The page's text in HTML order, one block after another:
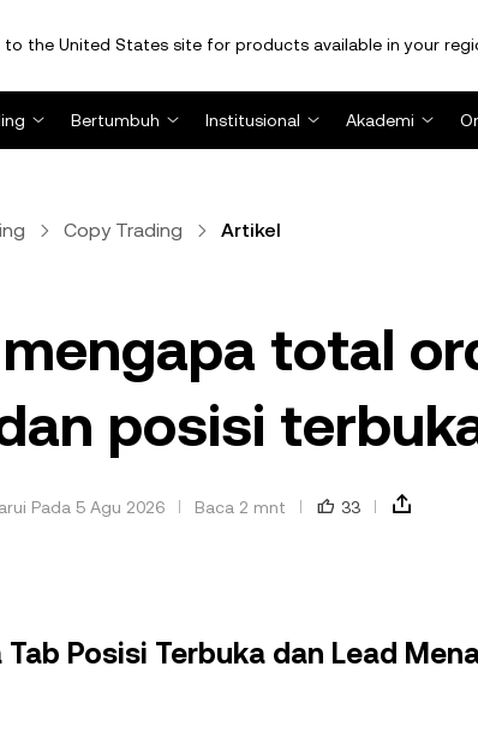
the United States site for products available in your
Bertumbuh Institusional Akademi
Copy Trading Artikel
total
posisi
Pada 5 Agu 2026 Baca 2 mnt 33
Posisi Terbuka dan Lead